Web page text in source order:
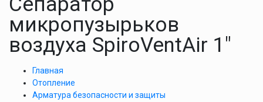
микропузырьков
воздуха SpiroVentAir 1″
Главная
Отопление
Арматура безопасности и защиты